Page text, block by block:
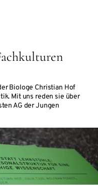
Biologe Christian Hof
Mit uns reden sie über
AG der Jungen